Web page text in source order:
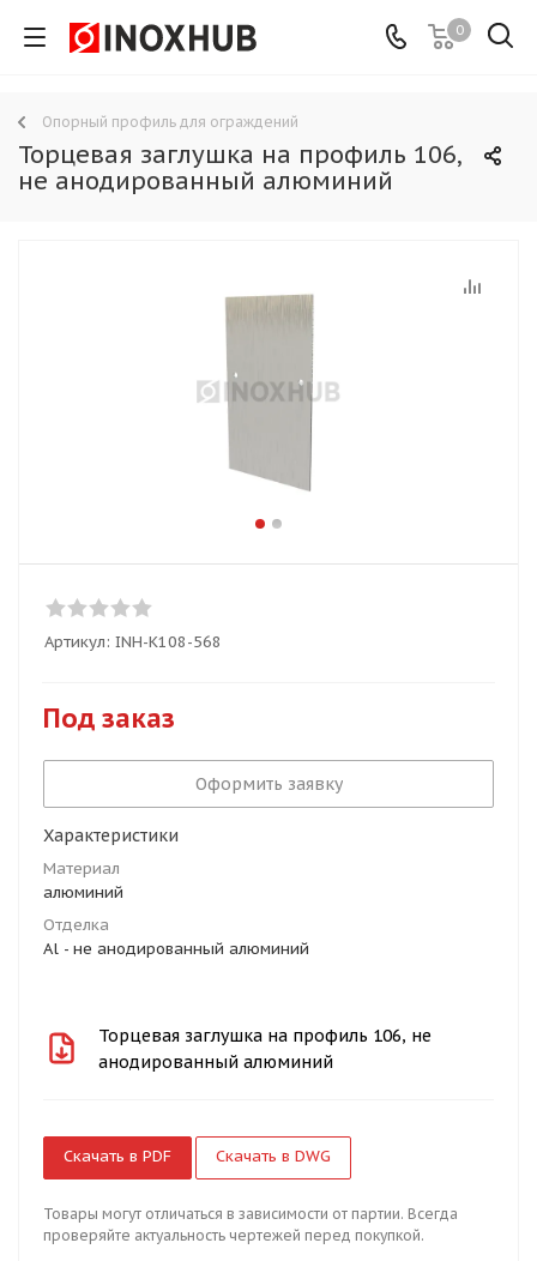
0
Опорный профиль для ограждений
Торцевая заглушка на профиль 106,
не анодированный алюминий
Артикул: INH-K108-568
Под заказ
Оформить заявку
Характеристики
Материал
алюминий
Отделка
Al - не анодированный алюминий
Торцевая заглушка на профиль 106, не
анодированный алюминий
Скачать в PDF Скачать в DWG
Товары могут отличаться в зависимости от партии. Всегда
проверяйте актуальность чертежей перед покупкой.